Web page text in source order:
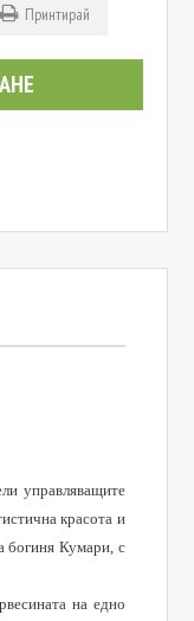
Принтирай
управляващите
красота и
богиня Кумари, с
на едно